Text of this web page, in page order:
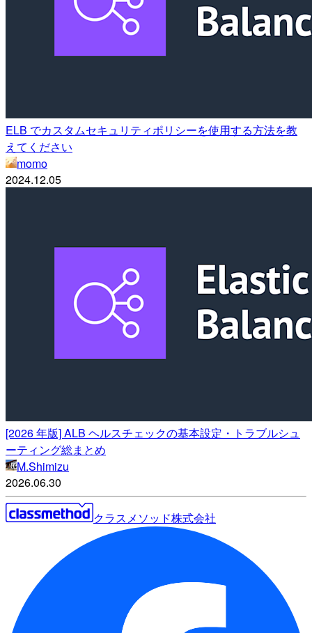
ELB でカスタムセキュリティポリシーを使用する方法を教
えてください
momo
2024.12.05
[2026 年版] ALB ヘルスチェックの基本設定・トラブルシュ
ーティング総まとめ
M.Shimizu
2026.06.30
クラスメソッド株式会社